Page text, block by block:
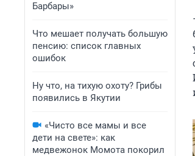
Барбары»
Что мешает получать большую
пенсию: список главных
ошибок
Ну что, на тихую охоту? Грибы
появились в Якутии
«Чисто все мамы и все
дети на свете»: как
медвежонок Момота покорил